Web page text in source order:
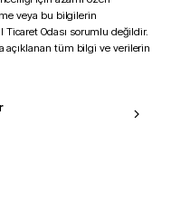
veya bu bilgilerin
Odası sorumlu değildir.
açıklanan tüm bilgi ve verilerin